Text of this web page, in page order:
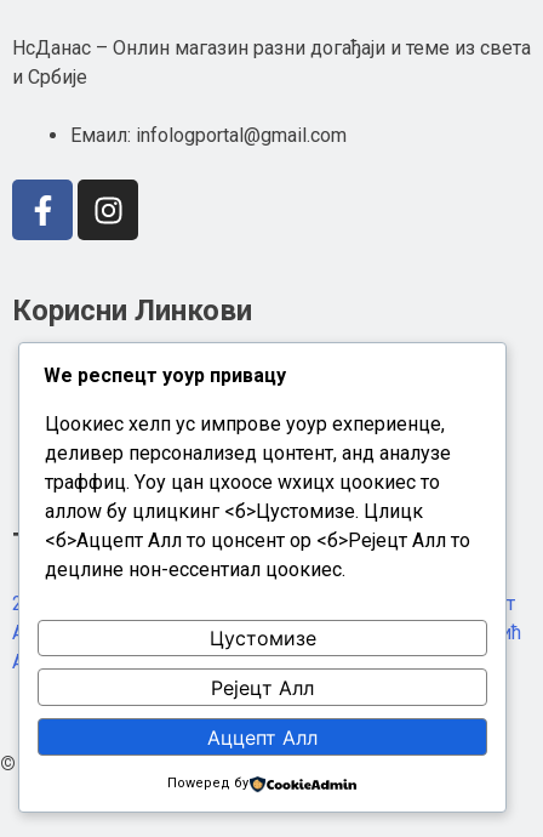
НЕ
Неwс Елементор
НсДанас – Онлин магазин разни догађаји и теме из света
и Србије
Емаил: infologportal@gmail.com
Корисни Линкови
Огласи
Новости
Тагови
2. август
7. август
Александар Вучић
Александар Вуциц
Алекснадар Вучић
Ана БрбашкиБабушницаБанијаБДПБегечка јама
© Цопyригхт2026 НсДанас.
Wе респецт yоур привацy
Цоокиес хелп ус импрове yоур еxпериенце,
деливер персонализед цонтент, анд аналyзе
траффиц. Yоу цан цхоосе wхицх цоокиес то
аллоw бy цлицкинг <б>Цустомизе. Цлицк
<б>Аццепт Аллто цонсент ор <б>Рејецт Аллто
децлине нон-ессентиал цоокиес.
Цустомизе
Рејецт Алл
Аццепт Алл
Поwеред бy